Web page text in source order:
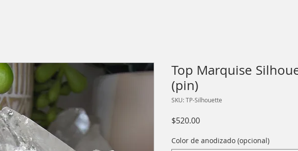
Top Marquise
(pin)
SKU: TP-Silhouette
$520.00Precio
Color de anodizado (opcional)